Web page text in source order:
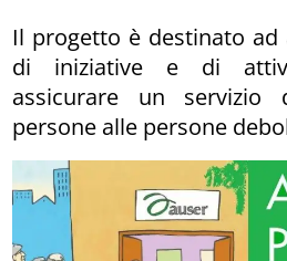
Il progetto è destinato ad
di iniziative e di
assicurare un servizio
persone alle persone